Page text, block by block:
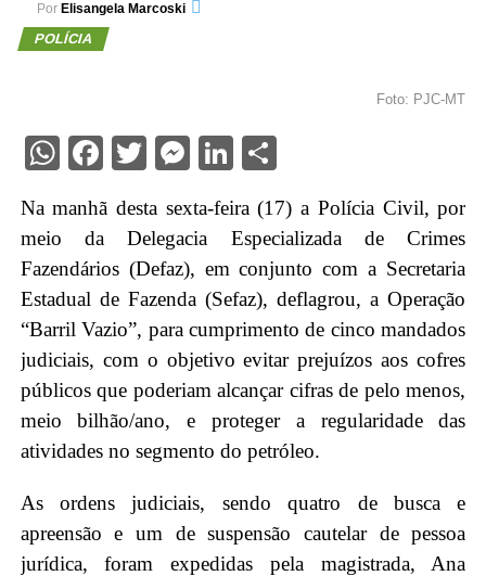
Por Elisangela Marcoski
POLÍCIA
Foto: PJC-MT
WhatsApp
Facebook
Twitter
Messenger
LinkedIn
Share
Na manhã desta sexta-feira (17) a Polícia Civil, por
meio da Delegacia Especializada de Crimes
Fazendários (Defaz), em conjunto com a Secretaria
Estadual de Fazenda (Sefaz), deflagrou, a Operação
“Barril Vazio”, para cumprimento de cinco mandados
judiciais, com o objetivo evitar prejuízos aos cofres
públicos que poderiam alcançar cifras de pelo menos,
meio bilhão/ano, e proteger a regularidade das
atividades no segmento do petróleo.
As ordens judiciais, sendo quatro de busca e
apreensão e um de suspensão cautelar de pessoa
jurídica, foram expedidas pela magistrada, Ana